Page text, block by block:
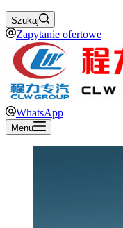
Szukaj
Zapytanie ofertowe
WhatsApp
Menu